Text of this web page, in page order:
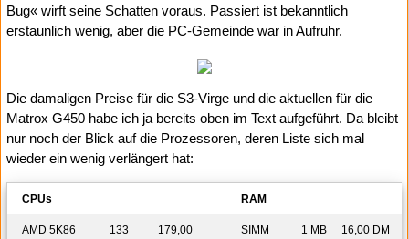
Bug« wirft seine Schatten voraus. Passiert ist bekanntlich
erstaunlich wenig, aber die PC-Gemeinde war in Aufruhr.
Die damaligen Preise für die S3-Virge und die aktuellen für die
Matrox G450 habe ich ja bereits oben im Text aufgeführt. Da bleibt
nur noch der Blick auf die Prozessoren, deren Liste sich mal
wieder ein wenig verlängert hat:
CPUs RAM
AMD 5K86
133
179,00
SIMM
1 MB 16,00 DM